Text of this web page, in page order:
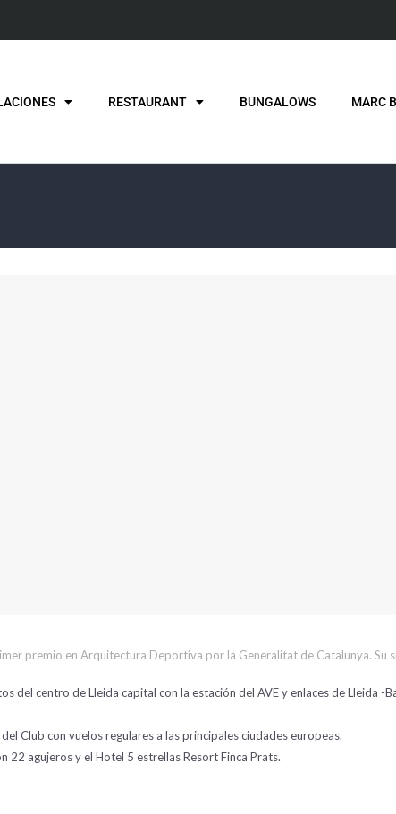
RESTAURANT BUNGALOWS MARC
premio en Arquitectura Deportiva por la Generalitat de Catalunya. Su
del centro de Lleida capital con la estación del AVE y enlaces de Lleida -
Club con vuelos regulares a las principales ciudades europeas.
22 agujeros y el Hotel 5 estrellas Resort Finca Prats.